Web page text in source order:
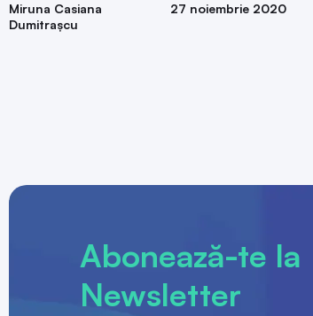
Miruna Casiana
Dumitrașcu
27 noiembrie 2020
Abonează-te la
Newsletter